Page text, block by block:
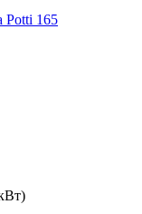
Potti 165